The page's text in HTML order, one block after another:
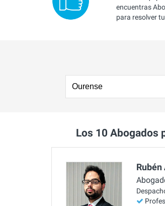
encuentras
para resolver
Los 10 Abogados